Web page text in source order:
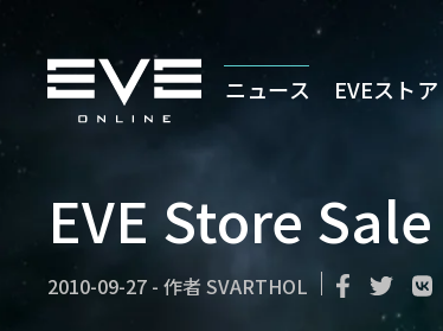
ニュース EVEストア
EVE Store
2010-09-27 - 作者 SVARTHOL